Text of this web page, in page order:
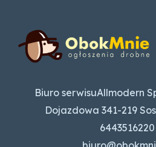
Biuro serwisuAllmodern
Dojazdowa 341-219
6443516220